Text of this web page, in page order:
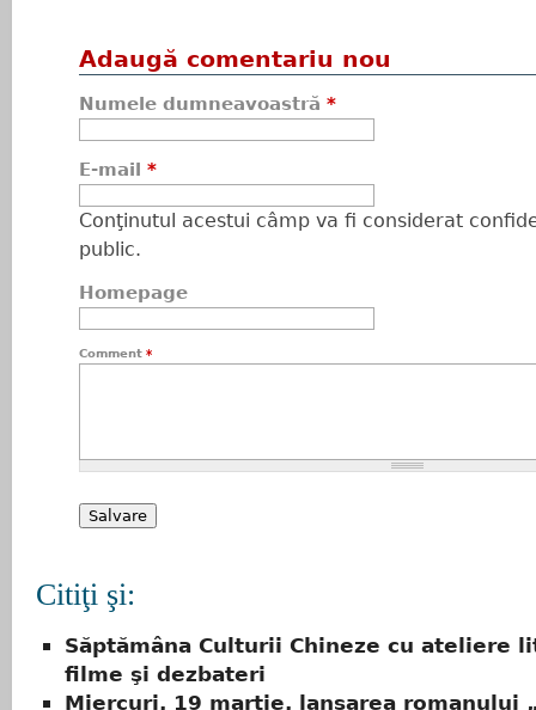
Adaugă comentariu nou
Numele dumneavoastră *
E-mail *
Conţinutul acestui câmp va fi considerat
public.
Homepage
Comment *
Citiţi şi:
Săptămâna Culturii Chineze cu ateliere
filme şi dezbateri
Miercuri, 19 martie, lansarea romanului